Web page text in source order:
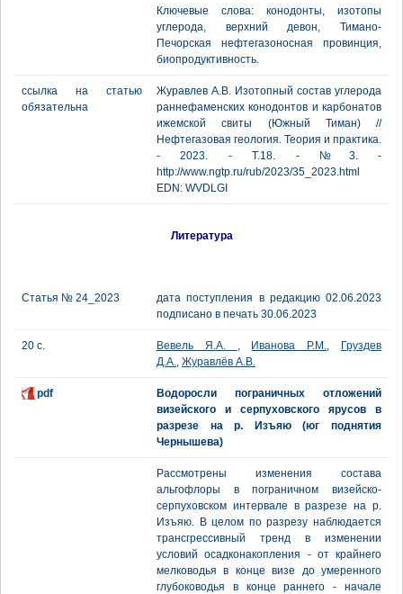
Ключевые слова: конодонты, изотопы
углерода, верхний девон, Тимано-
Печорская нефтегазоносная провинция,
биопродуктивность.
ссылка на статью
обязательна
Журавлев А.В. Изотопный состав углерода
раннефаменских конодонтов и карбонатов
ижемской свиты (Южный Тиман) //
Нефтегазовая геология. Теория и практика.
- 2023. - Т.18. - №3. -
http://www.ngtp.ru/rub/2023/35_2023.html
EDN: WVDLGI
Литература
Статья № 24_2023
дата поступления в редакцию 02.06.2023
подписано в печать 30.06.2023
20 с. Вевель Я.А. , Иванова Р.М.,
Груздев
Д.А., Журавлёв А.В.
pdf
Водоросли пограничных отложений
визейского и серпуховского ярусов в
разрезе на р. Изъяю (юг поднятия
Чернышева)
Рассмотрены изменения состава
альгофлоры в пограничном визейско-
серпуховском интервале в разрезе на р.
Изъяю. В целом по разрезу наблюдается
трансгрессивный тренд в изменении
условий осадконакопления - от крайнего
мелководья в конце визе до умеренного
глубоководья в конце раннего - начале